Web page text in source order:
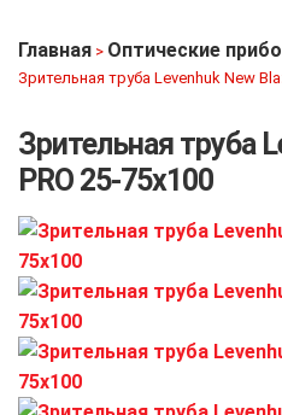
Главная > Оптические
Зрительная труба Levenhuk New
Зрительная труба
PRO 25-75х100